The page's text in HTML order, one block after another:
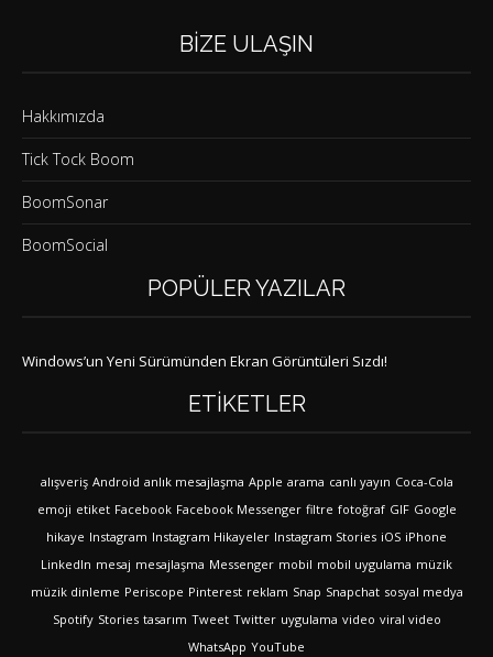
BIZE ULAŞIN
Hakkımızda
Tick Tock Boom
BoomSonar
BoomSocial
POPÜLER YAZILAR
Windows’un Yeni Sürümünden Ekran Görüntüleri Sızdı!
ETIKETLER
alışveriş Android anlık mesajlaşma Apple arama canlı yayın Coca-Cola
emoji etiket Facebook Facebook Messenger filtre fotoğraf GIF Google
hikaye Instagram Instagram Hikayeler Instagram Stories iOS iPhone
LinkedIn mesaj mesajlaşma Messenger mobil mobil uygulama müzik
müzik dinleme Periscope Pinterest reklam Snap Snapchat sosyal medya
Spotify Stories tasarım Tweet Twitter uygulama video viral video
WhatsApp YouTube